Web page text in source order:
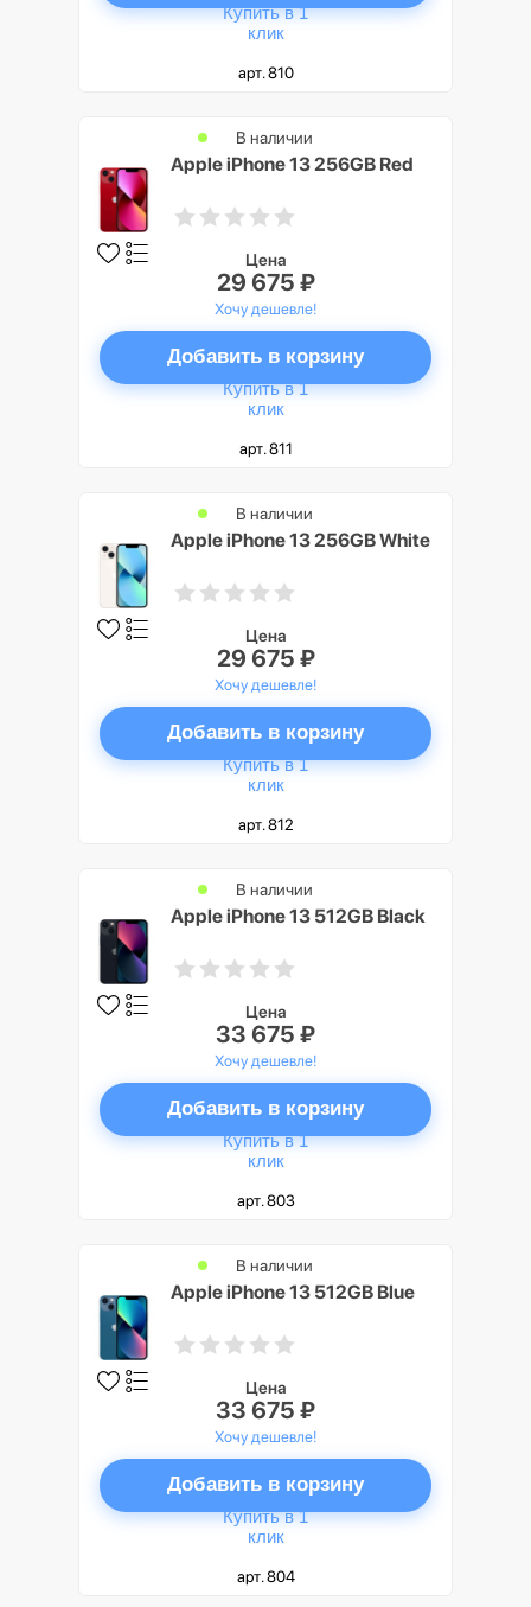
Купить в 1
клик
арт. 810
Apple iPhone 13 256GB Red
В наличии
Цена
29 675 ₽
Хочу дешевле!
Добавить в корзину
Купить в 1
клик
арт. 811
Apple iPhone 13 256GB White
В наличии
Цена
29 675 ₽
Хочу дешевле!
Добавить в корзину
Купить в 1
клик
арт. 812
Apple iPhone 13 512GB Black
В наличии
Цена
33 675 ₽
Хочу дешевле!
Добавить в корзину
Купить в 1
клик
арт. 803
Apple iPhone 13 512GB Blue
В наличии
Цена
33 675 ₽
Хочу дешевле!
Добавить в корзину
Купить в 1
клик
арт. 804